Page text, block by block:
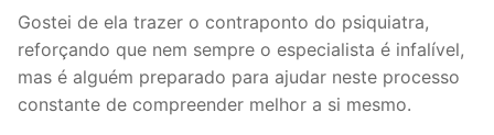
Gostei de ela trazer o contraponto do psiquiatra,
reforçando que nem sempre o especialista é infalível,
mas é alguém preparado para ajudar neste processo
constante de compreender melhor a si mesmo.